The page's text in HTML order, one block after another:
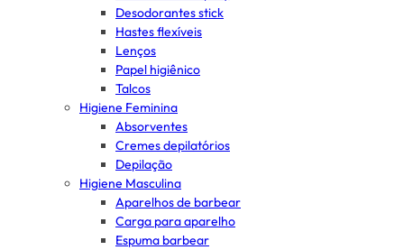
Desodorantes stick
Hastes flexíveis
Lenços
Papel higiênico
Talcos
Higiene Feminina
Absorventes
Cremes depilatórios
Depilação
Higiene Masculina
Aparelhos de barbear
Carga para aparelho
Espuma barbear